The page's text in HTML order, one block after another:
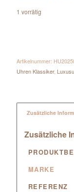
1 vorrätig
Artikelnummer:
Uhren Klassiker,
Zusätzliche
Zusätzliche
MARKE
REFERENZ